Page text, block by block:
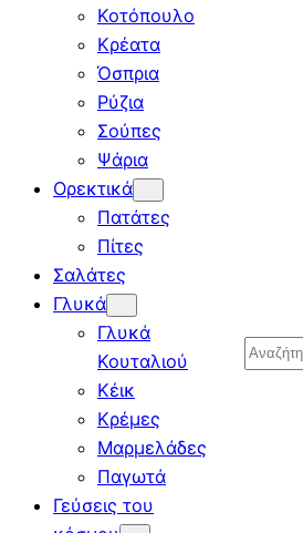
Κοτόπουλο
Κρέατα
Όσπρια
Ρύζια
Σούπες
Ψάρια
Ορεκτικά
Πατάτες
Πίτες
Σαλάτες
Γλυκά
Γλυκά
Κουταλιού
Κέικ
Κρέμες
Μαρμελάδες
Παγωτά
Γεύσεις του
Search